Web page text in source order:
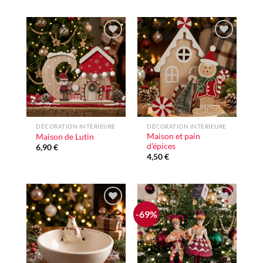
Ajouter
à la liste
d'envie
DÉCORATION INTÉRIEURE
Maison de Lutin
6,90€
Ajouter
à la liste
d'envie
DÉCORATION INTÉRIEURE
Maison et pain
d’épices
4,50€
Ajouter
à la liste
d'envie
-69%
Ajouter
à la liste
d'envie